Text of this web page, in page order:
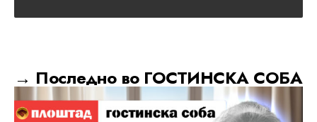
→ Последно во ГОСТИНСКА СОБА